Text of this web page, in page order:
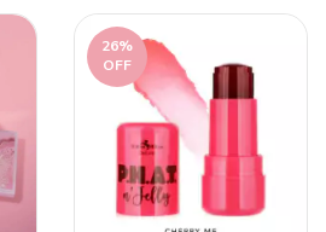
26%
OFF